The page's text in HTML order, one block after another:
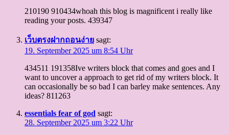
210190 910434whoah this blog is magnificent i really like
reading your posts. 439347
เว็บตรงฝากถอนง่าย sagt:
19. September 2025 um 8:54 Uhr
434511 191358Ive writers block that comes and goes and I
want to uncover a approach to get rid of my writers block. It
can occasionally be so bad I can barley make sentences. Any
ideas? 811263
essentials fear of god sagt:
28. September 2025 um 3:22 Uhr